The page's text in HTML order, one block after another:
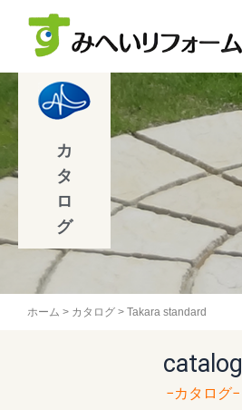
ス
ッ
カ
タ
ロ
グ
ホーム > カタログ > Takara standard
catalog
−カタログ−